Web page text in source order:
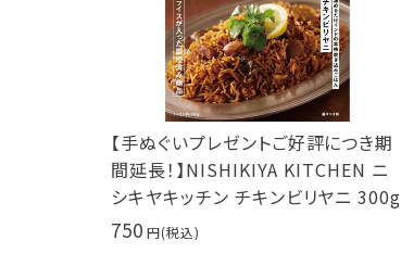
【手ぬぐいプレゼントご好評につき期
間延長！】NISHIKIYA KITCHEN ニ
シキヤキッチン チキンビリヤニ 300g
750